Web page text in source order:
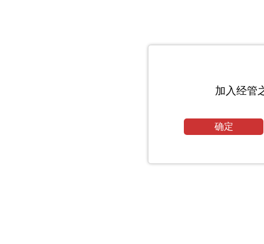
加入经管
确定